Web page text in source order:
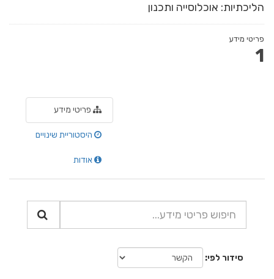
הליכתיות: אוכלוסייה ותכנון
פריטי מידע
1
פריטי מידע
היסטוריית שינויים
אודות
סידור לפי